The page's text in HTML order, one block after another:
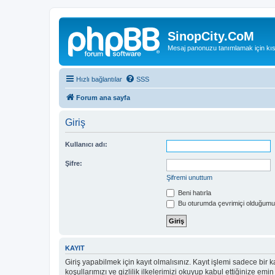
SinopCity.CoM
Mesaj panonuzu tanımlamak için
Hızlı bağlantılar SSS
Forum ana sayfa
Giriş
Kullanıcı adı:
Şifre:
Şifremi unuttum
Beni hatırla
Bu oturumda çevrimiçi
KAYIT
Giriş yapabilmek için kayıt olmalısınız. Kayıt işlemi sadece bir
koşullarımızı ve gizlilik ilkelerimizi okuyup kabul ettiğinize